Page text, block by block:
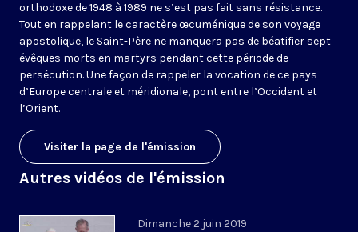
orthodoxe de 1948 à 1989 ne s’est pas fait sans résistance.
Tout en rappelant le caractère œcuménique de son voyage
apostolique, le Saint-Père ne manquera pas de béatifier sept
évêques morts en martyrs pendant cette période de
persécution. Une façon de rappeler la vocation de ce pays
d’Europe centrale et méridionale, pont entre l’Occident et
l’Orient.
Visiter la page de l'émission
Autres vidéos de l'émission
Dimanche 2 juin 2019